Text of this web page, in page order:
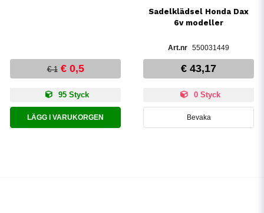
€ 1 € 0,5
95 Styck
LÄGG I VARUKORGEN
Sadelklädsel Honda Dax
6v modeller
550031449
€ 43,17
0 Styck
Bevaka